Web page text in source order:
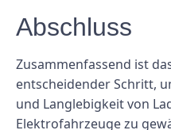
Abschluss
Zusammenfassend ist
entscheidender Schritt,
und Langlebigkeit von
Elektrofahrzeuge zu